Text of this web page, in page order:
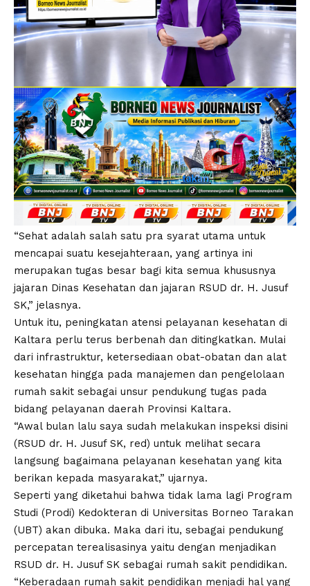
“Sehat adalah salah satu pra syarat utama untuk
mencapai suatu kesejahteraan, yang artinya ini
merupakan tugas besar bagi kita semua khususnya
jajaran Dinas Kesehatan dan jajaran RSUD dr. H. Jusuf
SK,” jelasnya.
Untuk itu, peningkatan atensi pelayanan kesehatan di
Kaltara perlu terus berbenah dan ditingkatkan. Mulai
dari infrastruktur, ketersediaan obat-obatan dan alat
kesehatan hingga pada manajemen dan pengelolaan
rumah sakit sebagai unsur pendukung tugas pada
bidang pelayanan daerah Provinsi Kaltara.
“Awal bulan lalu saya sudah melakukan inspeksi disini
(RSUD dr. H. Jusuf SK, red) untuk melihat secara
langsung bagaimana pelayanan kesehatan yang kita
berikan kepada masyarakat,” ujarnya.
Seperti yang diketahui bahwa tidak lama lagi Program
Studi (Prodi) Kedokteran di Universitas Borneo Tarakan
(UBT) akan dibuka. Maka dari itu, sebagai pendukung
percepatan terealisasinya yaitu dengan menjadikan
RSUD dr. H. Jusuf SK sebagai rumah sakit pendidikan.
“Keberadaan rumah sakit pendidikan menjadi hal yang